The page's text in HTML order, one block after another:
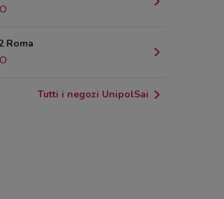
Roma
Tutti i negozi UnipolSai